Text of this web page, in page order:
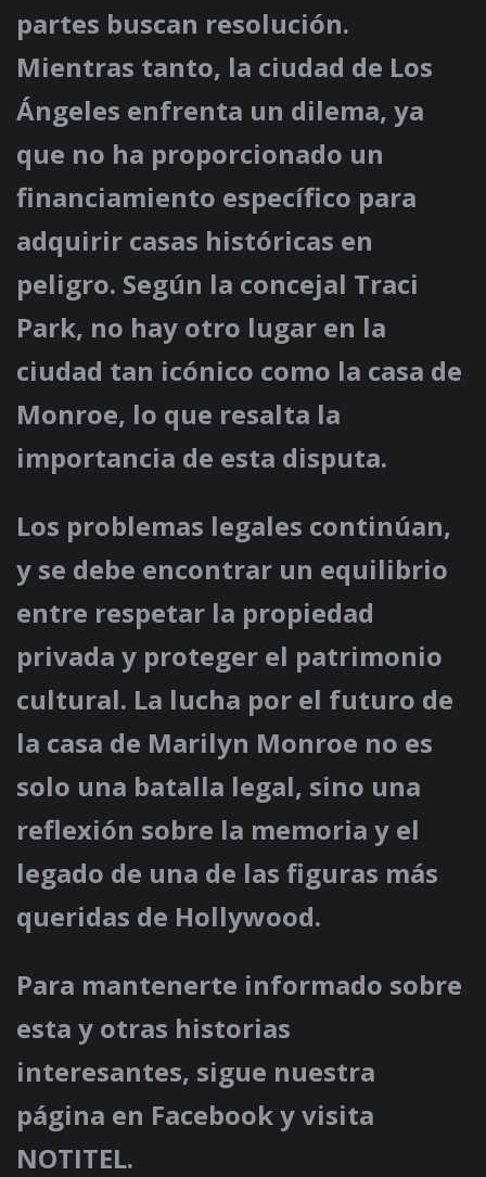
partes buscan resolución.
Mientras tanto, la ciudad de Los
Ángeles enfrenta un dilema, ya
que no ha proporcionado un
financiamiento específico para
adquirir casas históricas en
peligro. Según la concejal Traci
Park, no hay otro lugar en la
ciudad tan icónico como la casa de
Monroe, lo que resalta la
importancia de esta disputa.
Los problemas legales continúan,
y se debe encontrar un equilibrio
entre respetar la propiedad
privada y proteger el patrimonio
cultural. La lucha por el futuro de
la casa de Marilyn Monroe no es
solo una batalla legal, sino una
reflexión sobre la memoria y el
legado de una de las figuras más
queridas de Hollywood.
Para mantenerte informado sobre
esta y otras historias
interesantes, sigue nuestra
página en Facebook y visita
NOTITEL.